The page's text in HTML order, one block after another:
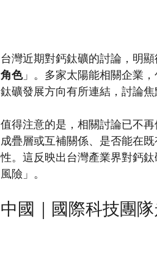
台灣近期對鈣鈦礦的討論，明
角色」。多家太陽能相關企業
鈦礦發展方向有所連結，討論
值得注意的是，相關討論已不
成疊層或互補關係、是否能在
性。這反映出台灣產業界對鈣
風險」。
中國｜國際科技團